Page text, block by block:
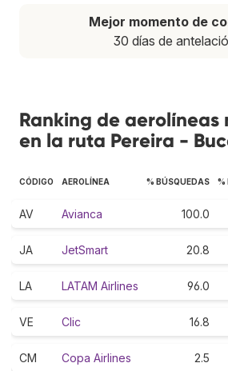
Mejor momento de
30 días de
Ranking de aerolíneas
en la ruta Pereira -
CÓDIGO AEROLÍNEA % BÚSQUEDAS %
AV Avianca 100.0
JA JetSmart 20.8
LA LATAM Airlines 96.0
VE Clic 16.8
CM Copa Airlines 2.5